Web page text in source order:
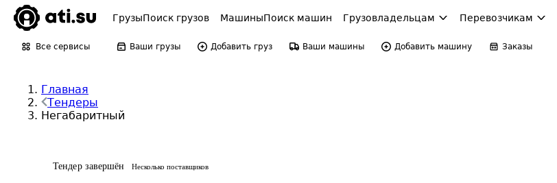
ГрузыПоиск грузов МашиныПоиск машин Грузовладельцам Перевозчикам
Все сервисы Ваши грузы Добавить груз Ваши машины Добавить машину Заказы
Главная
Тендеры
Негабаритный
Тендер завершён Несколько поставщиков